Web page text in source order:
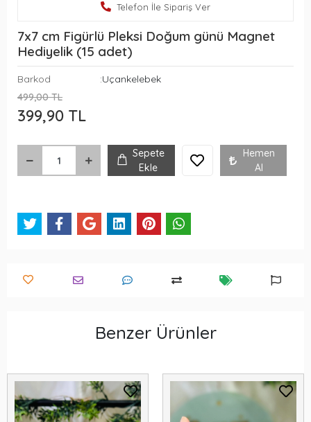
Telefon İle Sipariş Ver
7x7 cm Figürlü Pleksi Doğum günü Magnet
Hediyelik (15 adet)
Barkod
:Uçankelebek
499,00 TL
399,90 TL
Sepete
Ekle
Hemen
Al
Benzer Ürünler